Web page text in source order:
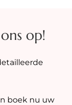
op!
boek nu uw